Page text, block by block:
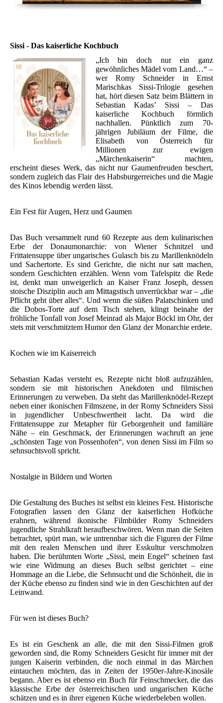
Sissi - Das kaiserliche Kochbuch
„Ich bin doch nur ein ganz
gewöhnliches Mädel vom Land…“ –
wer Romy Schneider in Ernst
Marischkas Sissi-Trilogie gesehen
hat, hört diesen Satz beim Blättern in
Sebastian Kadas’ Sissi – Das
kaiserliche Kochbuch förmlich
nachhallen. Pünktlich zum 70-
jährigen Jubiläum der Filme, die
Elisabeth von Österreich für
Millionen zur ewigen
„Märchenkaiserin“ machten,
erscheint dieses Werk, das nicht nur Gaumenfreuden beschert,
sondern zugleich das Flair des Habsburgerreiches und die Magie
des Kinos lebendig werden lässt.
Ein Fest für Augen, Herz und Gaumen
Das Buch versammelt rund 60 Rezepte aus dem kulinarischen
Erbe der Donaumonarchie: von Wiener Schnitzel und
Frittatensuppe über ungarisches Gulasch bis zu Marillenknödeln
und Sachertorte. Es sind Gerichte, die nicht nur satt machen,
sondern Geschichten erzählen. Wenn vom Tafelspitz die Rede
ist, denkt man unweigerlich an Kaiser Franz Joseph, dessen
stoische Disziplin auch am Mittagstisch unverrückbar war – „die
Pflicht geht über alles“. Und wenn die süßen Palatschinken und
die Dobos-Torte auf dem Tisch stehen, klingt beinahe der
fröhliche Tonfall von Josef Meinrad als Major Böckl im Ohr, der
stets mit verschmitztem Humor den Glanz der Monarchie erdete.
Kochen wie im Kaiserreich
Sebastian Kadas versteht es, Rezepte nicht bloß aufzuzählen,
sondern sie mit historischen Anekdoten und filmischen
Erinnerungen zu verweben. Da steht das Marillenknödel-Rezept
neben einer ikonischen Filmszene, in der Romy Schneiders Sissi
in jugendlicher Unbeschwertheit lacht. Da wird die
Frittatensuppe zur Metapher für Geborgenheit und familiäre
Nähe – ein Geschmack, der Erinnerungen wachruft an jene
„schönsten Tage von Possenhofen“, von denen Sissi im Film so
sehnsuchtsvoll spricht.
Nostalgie in Bildern und Worten
Die Gestaltung des Buches ist selbst ein kleines Fest. Historische
Fotografien lassen den Glanz der kaiserlichen Hofküche
erahnen, während ikonische Filmbilder Romy Schneiders
jugendliche Strahlkraft heraufbeschwören. Wenn man die Seiten
betrachtet, spürt man, wie untrennbar sich die Figuren der Filme
mit den realen Menschen und ihrer Esskultur verschmolzen
haben. Die berühmten Worte „Sissi, mein Engel“ scheinen fast
wie eine Widmung an dieses Buch selbst gerichtet – eine
Hommage an die Liebe, die Sehnsucht und die Schönheit, die in
der Küche ebenso zu finden sind wie in den Geschichten auf der
Leinwand.
Für wen ist dieses Buch?
Es ist ein Geschenk an alle, die mit den Sissi-Filmen groß
geworden sind, die Romy Schneiders Gesicht für immer mit der
jungen Kaiserin verbinden, die noch einmal in das Märchen
eintauchen möchten, das in Zeiten der 1950er-Jahre-Kinosäle
begann. Aber es ist ebenso ein Buch für Feinschmecker, die das
klassische Erbe der österreichischen und ungarischen Küche
schätzen und es in ihrer eigenen Küche wiederbeleben wollen.